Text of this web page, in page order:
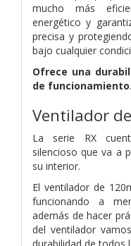
mucho más
energético y
precisa y
bajo cualquier
Ofrece una
de funcionamiento.
Ventilador
La serie RX
silencioso que va a
su interior.
El ventilador de
funcionando a
además de hacer
del ventilador
durabilidad de todos